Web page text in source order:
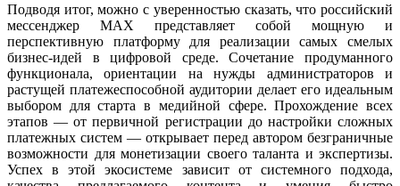
Подводя итог, можно с уверенностью сказать, что российский
мессенджер MAX представляет собой мощную и
перспективную платформу для реализации самых смелых
бизнес-идей в цифровой среде. Сочетание продуманного
функционала, ориентации на нужды администраторов и
растущей платежеспособной аудитории делает его идеальным
выбором для старта в медийной сфере. Прохождение всех
этапов — от первичной регистрации до настройки сложных
платежных систем — открывает перед автором безграничные
возможности для монетизации своего таланта и экспертизы.
Успех в этой экосистеме зависит от системного подхода,